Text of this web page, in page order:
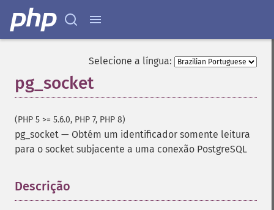
Selecione a língua:
pg_socket
(PHP 5 >= 5.6.0, PHP 7, PHP 8)
pg_socket — Obtém um identificador somente leitura
para o socket subjacente a uma conexão PostgreSQL
Descrição